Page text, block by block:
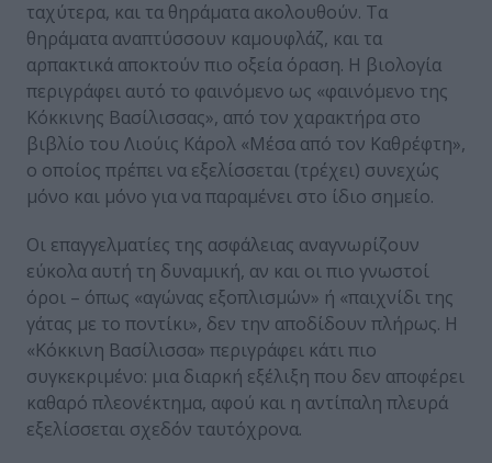
ταχύτερα, και τα θηράματα ακολουθούν. Τα
θηράματα αναπτύσσουν καμουφλάζ, και τα
αρπακτικά αποκτούν πιο οξεία όραση. Η βιολογία
περιγράφει αυτό το φαινόμενο ως «φαινόμενο της
Κόκκινης Βασίλισσας», από τον χαρακτήρα στο
βιβλίο του Λιούις Κάρολ «Μέσα από τον Καθρέφτη»,
ο οποίος πρέπει να εξελίσσεται (τρέχει) συνεχώς
μόνο και μόνο για να παραμένει στο ίδιο σημείο.
Οι επαγγελματίες της ασφάλειας αναγνωρίζουν
εύκολα αυτή τη δυναμική, αν και οι πιο γνωστοί
όροι – όπως «αγώνας εξοπλισμών» ή «παιχνίδι της
γάτας με το ποντίκι», δεν την αποδίδουν πλήρως. Η
«Κόκκινη Βασίλισσα» περιγράφει κάτι πιο
συγκεκριμένο: μια διαρκή εξέλιξη που δεν αποφέρει
καθαρό πλεονέκτημα, αφού και η αντίπαλη πλευρά
εξελίσσεται σχεδόν ταυτόχρονα.